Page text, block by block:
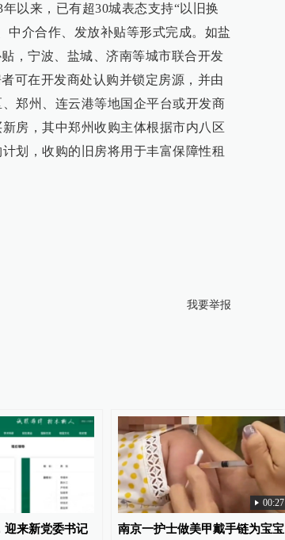
以来，已有超30城表态支持“以旧换
中介合作、发放补贴等形式完成。如盐
，宁波、盐城、济南等城市联合开发
可在开发商处认购并锁定房源，并由
郑州、连云港等地国企平台或开发商
房，其中郑州收购主体根据市内八区
划，收购的旧房将用于丰富保障性租
我要举报
迎来新党委书记
00:27
南京一护士做美甲戴手链为宝宝